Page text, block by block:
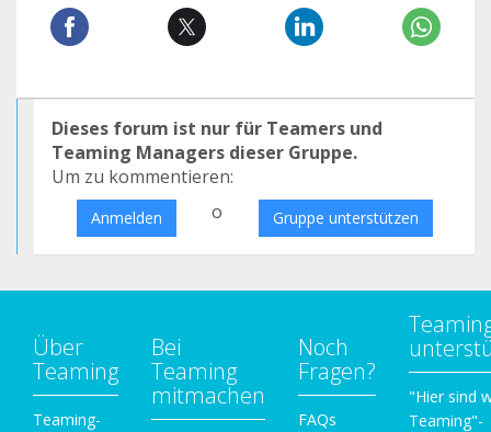
Dieses forum ist nur für Teamers und
Teaming Managers dieser Gruppe.
Um zu kommentieren:
Anmelden o Gruppe unterstützen
Über
Teaming
Teaming-
Bei
Teaming
mitmachen
Noch
Fragen?
FAQs
"Hier sind
Teaming"-